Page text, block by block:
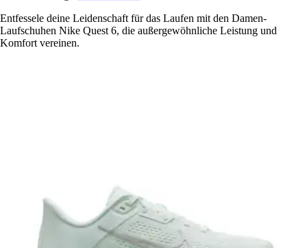
Entfessele deine Leidenschaft für das Laufen mit den Damen-
Laufschuhen Nike Quest 6, die außergewöhnliche Leistung und
Komfort vereinen.